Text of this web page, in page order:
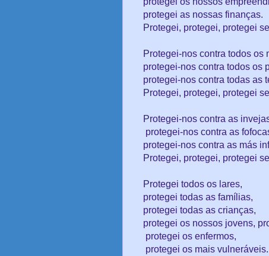
protegei as nossas finanças.
Protegei, protegei, protegei
Protegei-nos contra todos os
protegei-nos contra todos os
protegei-nos contra todas as
Protegei, protegei, protegei
Protegei-nos contra as
protegei-nos contra as
protegei-nos contra as más
Protegei, protegei, protegei
Protegei todos os lares,
protegei todas as famílias,
protegei todas as crianças,
protegei os nossos jovens,
protegei os enfermos,
protegei os mais vulneráveis.